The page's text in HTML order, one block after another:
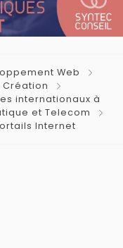
Web
Création
internationaux à
et Telecom
Internet